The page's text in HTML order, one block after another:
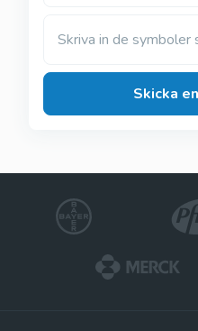
Skriva in de symboler
Skicka